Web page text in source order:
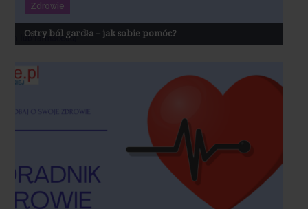
Zdrowie
Ostry ból gardła – jak sobie pomóc?